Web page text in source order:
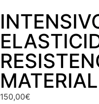
150,00€